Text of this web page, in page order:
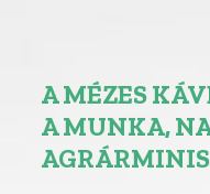
A MÉZES
A MUNKA,